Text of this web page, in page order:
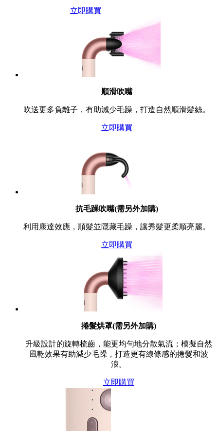
立即購買
順滑吹嘴
吹送更多負離子，有助減少毛躁，打造自然順滑髮絲。
立即購買
抗毛躁吹嘴(需另外加購)
利用康達效應，順髮並隱藏毛躁，讓秀髮更柔順亮麗。
立即購買
捲髮烘罩(需另外加購)
升級設計的旋轉梳齒，能更均勻地分散氣流；模擬自然
風乾效果有助減少毛躁，打造更有線條感的捲髮和波
浪。
立即購買